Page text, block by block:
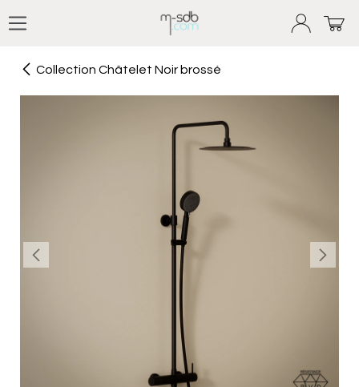
Collection Châtelet Noir brossé